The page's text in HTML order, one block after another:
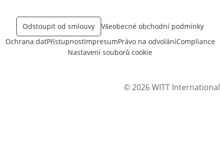
Odstoupit od smlouvy
Všeobecné obchodní podmínky
Ochrana datPřístupnostImpresumPrávo na odvoláníCompliance
Nastavení souborů cookie
© 2026 WITT International